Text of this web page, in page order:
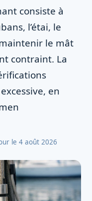
consiste à
l’étai, le
le mât
contraint. La
en
le 4 août 2026